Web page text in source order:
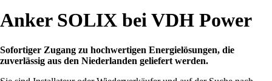
Anker SOLIX bei VDH Power
Sofortiger Zugang zu hochwertigen Energielösungen, die
zuverlässig aus den Niederlanden geliefert werden.